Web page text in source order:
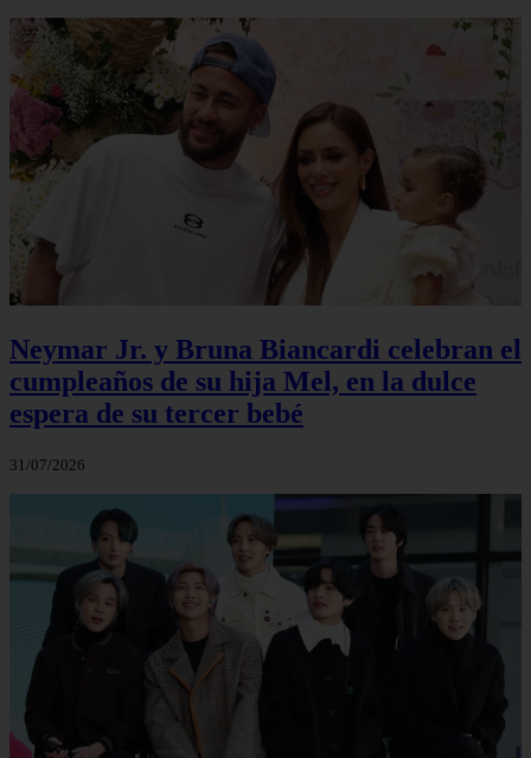
Neymar Jr. y Bruna Biancardi celebran el
cumpleaños de su hija Mel, en la dulce
espera de su tercer bebé
31/07/2026